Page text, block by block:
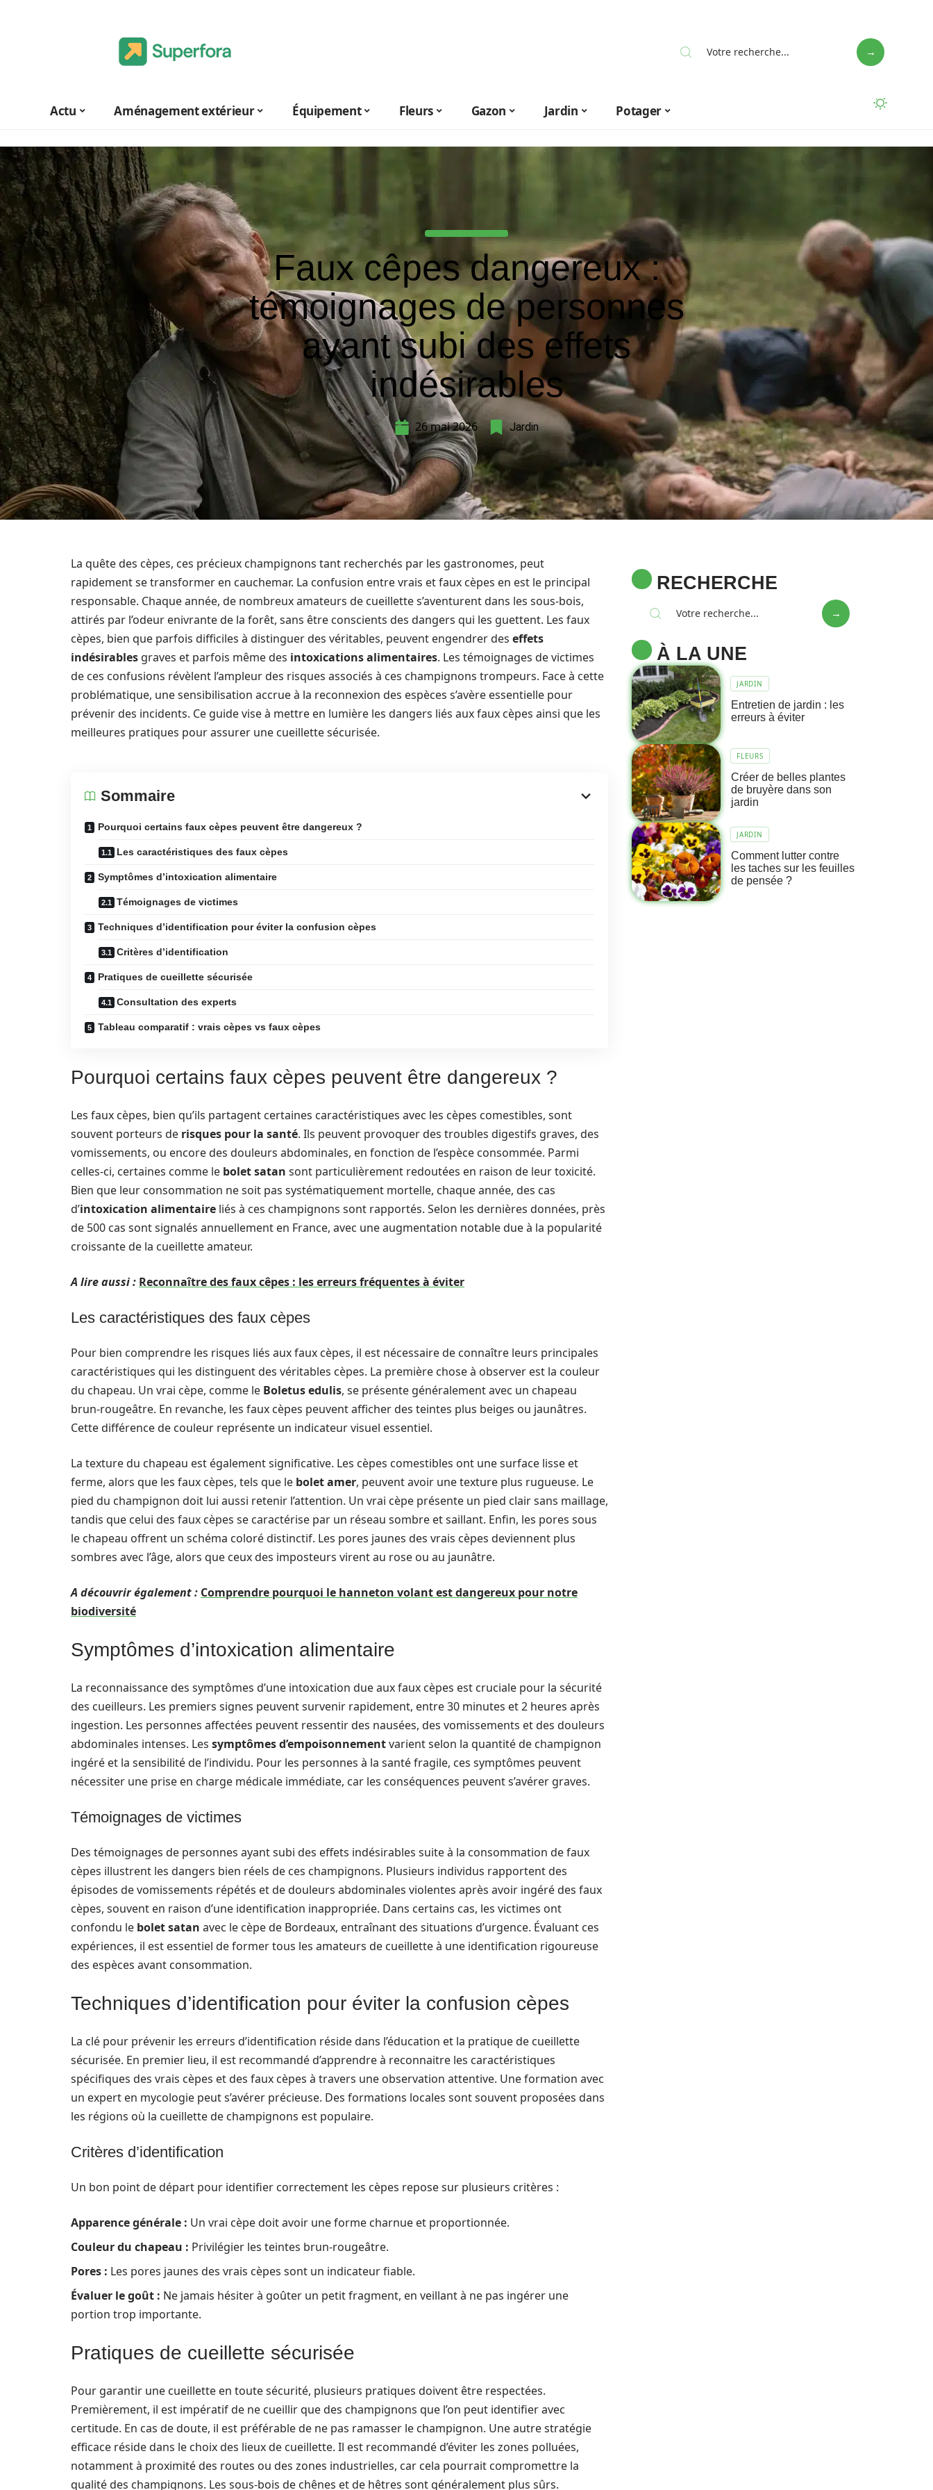
Actu Aménagement extérieur Équipement Fleurs Gazon Jardin Potager
Faux cêpes dangereux :
témoignages de personnes
ayant subi des effets
indésirables
26 mai 2026 Jardin
La quête des cèpes, ces précieux champignons tant recherchés par les gastronomes, peut
rapidement se transformer en cauchemar. La confusion entre vrais et faux cèpes en est le principal
responsable. Chaque année, de nombreux amateurs de cueillette s’aventurent dans les sous-bois,
attirés par l’odeur enivrante de la forêt, sans être conscients des dangers qui les guettent. Les faux
cèpes, bien que parfois difficiles à distinguer des véritables, peuvent engendrer des effets
indésirables graves et parfois même des intoxications alimentaires. Les témoignages de victimes
de ces confusions révèlent l’ampleur des risques associés à ces champignons trompeurs. Face à cette
problématique, une sensibilisation accrue à la reconnexion des espèces s’avère essentielle pour
prévenir des incidents. Ce guide vise à mettre en lumière les dangers liés aux faux cèpes ainsi que les
meilleures pratiques pour assurer une cueillette sécurisée.
Sommaire
Pourquoi certains faux cèpes peuvent être dangereux ?
Les caractéristiques des faux cèpes
Symptômes d’intoxication alimentaire
Témoignages de victimes
Techniques d’identification pour éviter la confusion cèpes
Critères d’identification
Pratiques de cueillette sécurisée
Consultation des experts
Tableau comparatif : vrais cèpes vs faux cèpes
Pourquoi certains faux cèpes peuvent être dangereux ?
Les faux cèpes, bien qu’ils partagent certaines caractéristiques avec les cèpes comestibles, sont
souvent porteurs de risques pour la santé. Ils peuvent provoquer des troubles digestifs graves, des
vomissements, ou encore des douleurs abdominales, en fonction de l’espèce consommée. Parmi
celles-ci, certaines comme le bolet satan sont particulièrement redoutées en raison de leur toxicité.
Bien que leur consommation ne soit pas systématiquement mortelle, chaque année, des cas
d’intoxication alimentaire liés à ces champignons sont rapportés. Selon les dernières données, près
de 500 cas sont signalés annuellement en France, avec une augmentation notable due à la popularité
croissante de la cueillette amateur.
A lire aussi : Reconnaître des faux cêpes : les erreurs fréquentes à éviter
Les caractéristiques des faux cèpes
Pour bien comprendre les risques liés aux faux cèpes, il est nécessaire de connaître leurs principales
caractéristiques qui les distinguent des véritables cèpes. La première chose à observer est la couleur
du chapeau. Un vrai cèpe, comme le Boletus edulis, se présente généralement avec un chapeau
brun-rougeâtre. En revanche, les faux cèpes peuvent afficher des teintes plus beiges ou jaunâtres.
Cette différence de couleur représente un indicateur visuel essentiel.
La texture du chapeau est également significative. Les cèpes comestibles ont une surface lisse et
ferme, alors que les faux cèpes, tels que le bolet amer, peuvent avoir une texture plus rugueuse. Le
pied du champignon doit lui aussi retenir l’attention. Un vrai cèpe présente un pied clair sans maillage,
tandis que celui des faux cèpes se caractérise par un réseau sombre et saillant. Enfin, les pores sous
le chapeau offrent un schéma coloré distinctif. Les pores jaunes des vrais cèpes deviennent plus
sombres avec l’âge, alors que ceux des imposteurs virent au rose ou au jaunâtre.
A découvrir également : Comprendre pourquoi le hanneton volant est dangereux pour notre
biodiversité
Symptômes d’intoxication alimentaire
La reconnaissance des symptômes d’une intoxication due aux faux cèpes est cruciale pour la sécurité
des cueilleurs. Les premiers signes peuvent survenir rapidement, entre 30 minutes et 2 heures après
ingestion. Les personnes affectées peuvent ressentir des nausées, des vomissements et des douleurs
abdominales intenses. Les symptômes d’empoisonnementvarient selon la quantité de champignon
ingéré et la sensibilité de l’individu. Pour les personnes à la santé fragile, ces symptômes peuvent
nécessiter une prise en charge médicale immédiate, car les conséquences peuvent s’avérer graves.
Témoignages de victimes
Des témoignages de personnes ayant subi des effets indésirables suite à la consommation de faux
cèpes illustrent les dangers bien réels de ces champignons. Plusieurs individus rapportent des
épisodes de vomissements répétés et de douleurs abdominales violentes après avoir ingéré des faux
cèpes, souvent en raison d’une identification inappropriée. Dans certains cas, les victimes ont
confondu le bolet satan avec le cèpe de Bordeaux, entraînant des situations d’urgence. Évaluant ces
expériences, il est essentiel de former tous les amateurs de cueillette à une identification rigoureuse
des espèces avant consommation.
Techniques d’identification pour éviter la confusion cèpes
La clé pour prévenir les erreurs d’identification réside dans l’éducation et la pratique de cueillette
sécurisée. En premier lieu, il est recommandé d’apprendre à reconnaitre les caractéristiques
spécifiques des vrais cèpes et des faux cèpes à travers une observation attentive. Une formation avec
un expert en mycologie peut s’avérer précieuse. Des formations locales sont souvent proposées dans
les régions où la cueillette de champignons est populaire.
Critères d’identification
Un bon point de départ pour identifier correctement les cèpes repose sur plusieurs critères :
Apparence générale : Un vrai cèpe doit avoir une forme charnue et proportionnée.
Couleur du chapeau : Privilégier les teintes brun-rougeâtre.
Pores : Les pores jaunes des vrais cèpes sont un indicateur fiable.
Évaluer le goût : Ne jamais hésiter à goûter un petit fragment, en veillant à ne pas ingérer une
portion trop importante.
Pratiques de cueillette sécurisée
Pour garantir une cueillette en toute sécurité, plusieurs pratiques doivent être respectées.
Premièrement, il est impératif de ne cueillir que des champignons que l’on peut identifier avec
certitude. En cas de doute, il est préférable de ne pas ramasser le champignon. Une autre stratégie
efficace réside dans le choix des lieux de cueillette. Il est recommandé d’éviter les zones polluées,
notamment à proximité des routes ou des zones industrielles, car cela pourrait compromettre la
qualité des champignons. Les sous-bois de chênes et de hêtres sont généralement plus sûrs.
RECHERCHE
À LA UNE
JARDIN
Entretien de jardin : les
erreurs à éviter
FLEURS
Créer de belles plantes
de bruyère dans son
jardin
JARDIN
Comment lutter contre
les taches sur les feuilles
de pensée ?